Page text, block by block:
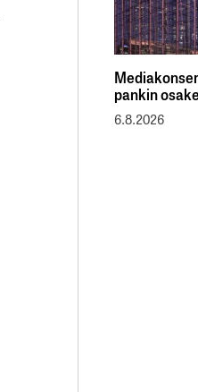
pankin
6.8.2026